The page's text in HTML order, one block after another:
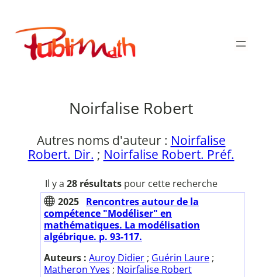
contenu
Publimath
Noirfalise Robert
Autres noms d'auteur : Noirfalise
Robert. Dir. ; Noirfalise Robert. Préf.
Il y a 28 résultatspour cette recherche
2025 Rencontres autour de la
compétence "Modéliser" en
mathématiques. La modélisation
algébrique. p. 93-117.
Auteurs : Auroy Didier ; Guérin Laure ;
Matheron Yves ; Noirfalise Robert